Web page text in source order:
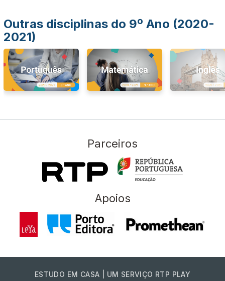
Outras disciplinas do 9º Ano (2020-
2021)
Parceiros
Apoios
ESTUDO EM CASA | UM SERVIÇO RTP PLAY